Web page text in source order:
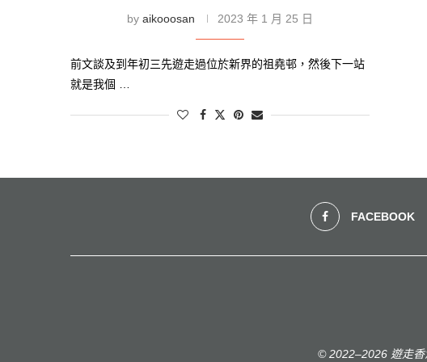
by aikooosan 2023 年 1 月 25 日
前文談及到年初三先遊走過位於新界的祖堯邨，然後下一站
就是我個 …
FACEBOOK
© 2022–2026 遊走香